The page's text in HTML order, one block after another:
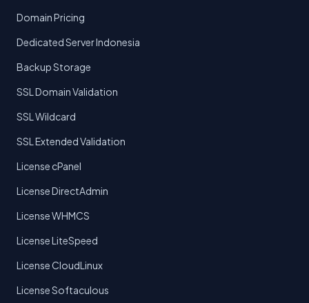
Domain Pricing
Dedicated Server Indonesia
Backup Storage
SSL Domain Validation
SSL Wildcard
SSL Extended Validation
License cPanel
License DirectAdmin
License WHMCS
License LiteSpeed
License CloudLinux
License Softaculous